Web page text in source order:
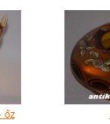
őz